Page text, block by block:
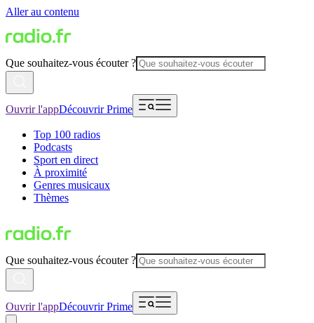
Aller au contenu
Que souhaitez-vous écouter ?
Ouvrir l'appDécouvrir Prime
Top 100 radios
Podcasts
Sport en direct
À proximité
Genres musicaux
Thèmes
Que souhaitez-vous écouter ?
Ouvrir l'appDécouvrir Prime